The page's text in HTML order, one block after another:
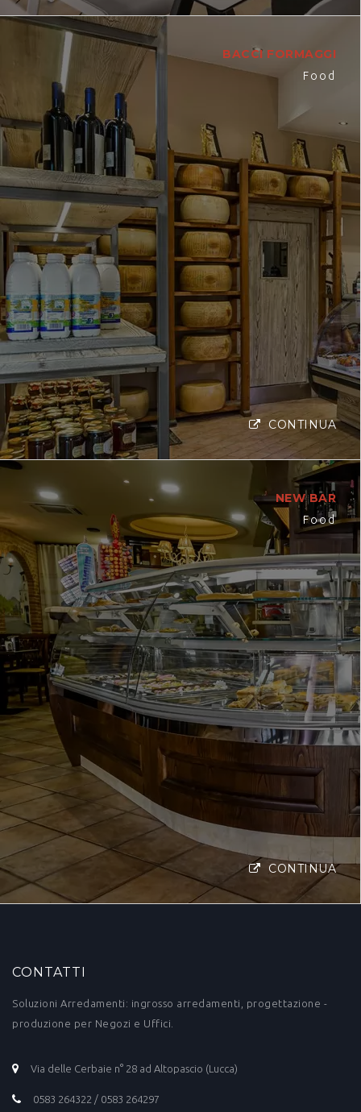
BACCI FORMAGGI
Food
CONTINUA
NEW BAR
Food
CONTINUA
CONTATTI
Soluzioni Arredamenti: ingrosso arredamenti, progettazione -
produzione per Negozi e Uffici.
Via delle Cerbaie n° 28 ad Altopascio (Lucca)
0583 264322 / 0583 264297